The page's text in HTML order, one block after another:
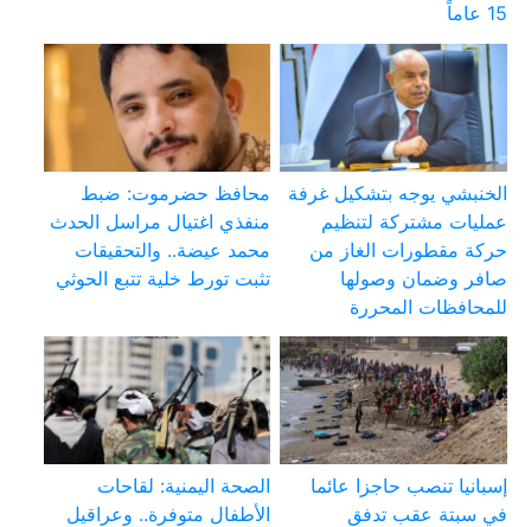
15 عاماً
الخنبشي يوجه بتشكيل غرفة
عمليات مشتركة لتنظيم
حركة مقطورات الغاز من
صافر وضمان وصولها
للمحافظات المحررة
محافظ حضرموت: ضبط
منفذي اغتيال مراسل الحدث
محمد عيضة.. والتحقيقات
تثبت تورط خلية تتبع الحوثي
إسبانيا تنصب حاجزا عائما
في سبتة عقب تدفق
الصحة اليمنية: لقاحات
الأطفال متوفرة.. وعراقيل